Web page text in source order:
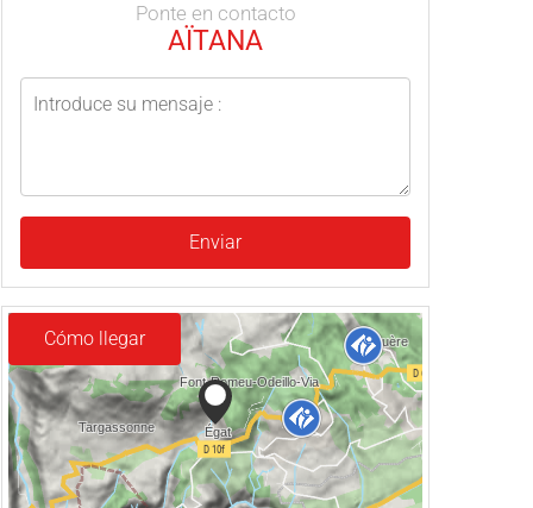
Ponte en contacto
AÏTANA
Enviar
Cómo llegar